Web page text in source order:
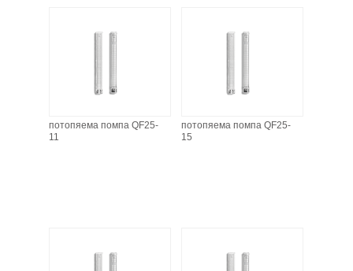
потопяема помпа QF25-
11
потопяема помпа QF25-
15